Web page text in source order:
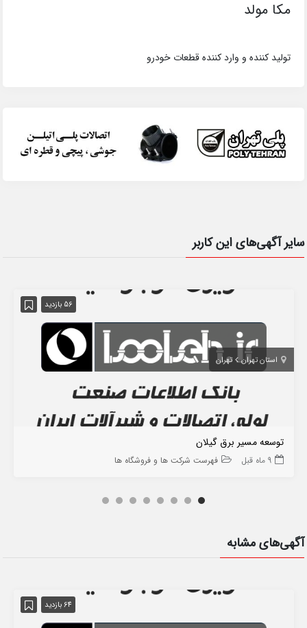
مکا مولد
تولید کننده و وارد کننده قطعات خودرو
سایر آگهی‌های این کاربر
56 بازدید
استان تهران تهران
توسعه مسیر برق گیلان
9 ماه قبل فهرست شرکت ها و فروشگاه ها
آگهی‌های مشابه
64 بازدید